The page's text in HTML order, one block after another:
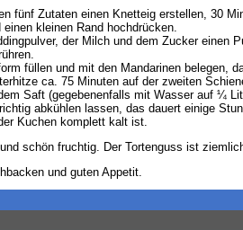
fünf Zutaten einen Knetteig erstellen, 30
kleinen Rand hochdrücken.
der Milch und dem Zucker einen
füllen und mit den Mandarinen belegen,
ca. 75 Minuten auf der zweiten
Saft (gegebenenfalls mit Wasser auf ¼
abkühlen lassen, das dauert einige
Kuchen komplett kalt ist.
schön fruchtig. Der Tortenguss ist
und guten Appetit.